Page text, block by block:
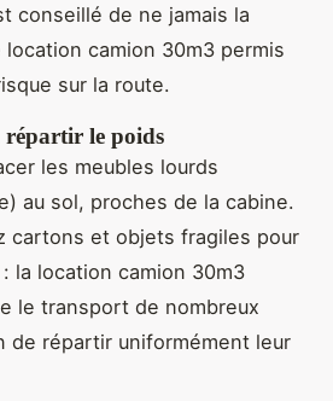
conseillé de ne jamais la
location camion 30m3 permis
sur la route.
répartir le poids
les meubles lourds
au sol, proches de la cabine.
cartons et objets fragiles pour
la location camion 30m3
le transport de nombreux
de répartir uniformément leur